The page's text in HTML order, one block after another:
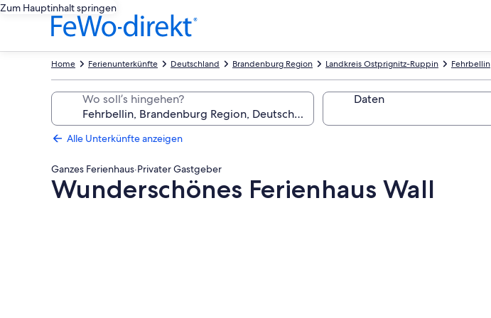
Zum Hauptinhalt springen
Fehrbellin
Landkreis Ostprignitz-Ruppin
Brandenburg Region
Deutschland
Ferienunterkünfte
Home
Wo soll’s hingehen? Daten
Alle Unterkünfte anzeigen
Ganzes Ferienhaus·Privater Gastgeber
Wunderschönes Ferienhaus Wall